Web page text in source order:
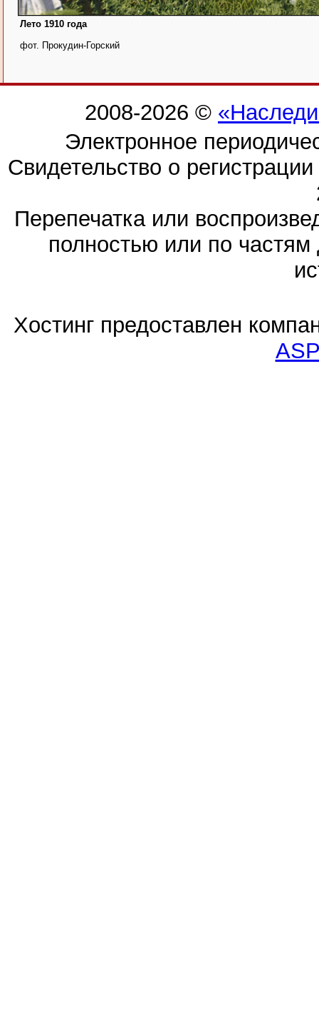
Лето 1910 года
фот. Прокудин-Горский
2008-2026 ©
Электронное
Свидетельство о
Перепечатка или
полностью или по частям
Хостинг предоставлен